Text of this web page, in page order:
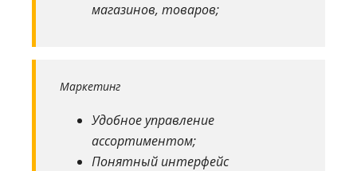
магазинов, товаров;
Маркетинг
Удобное управление
ассортиментом;
Понятный интерфейс